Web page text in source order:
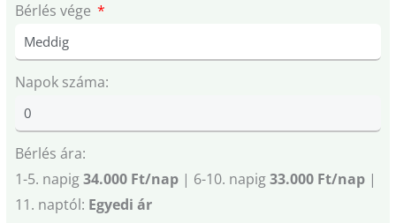
Bérlés vége
Napok száma:
Bérlés ára:
1-5. napig34.000 Ft/nap | 6-10. napig33.000 Ft/nap |
11. naptól: Egyedi ár